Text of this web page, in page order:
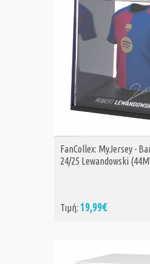
ΑΓΟΡΑ
FanCollex: MyJersey -
24/25 Lewandowski
Τιμή: 19,99€